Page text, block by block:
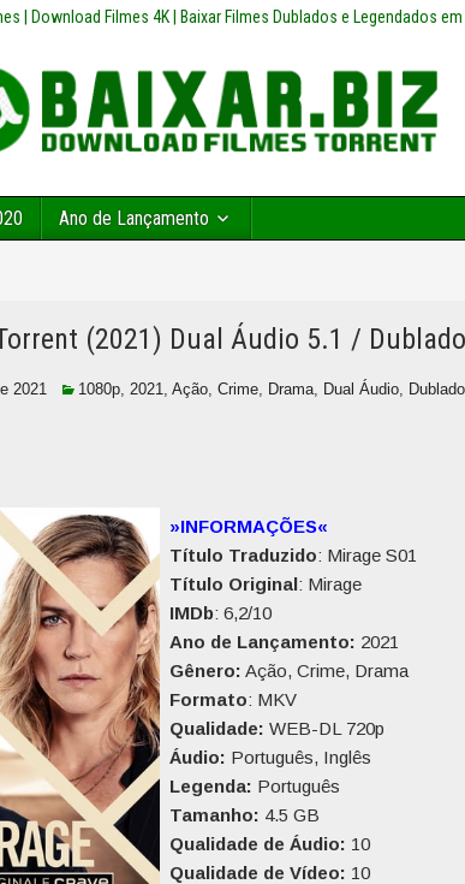
| Download Filmes 4K | Baixar Filmes Dublados e Legendados
Ano de Lançamento
(2021) Dual Áudio 5.1 /
2021 1080p, 2021, Ação, Crime, Drama, Dual Áudio, Dublado
»INFORMAÇÕES«
Título Traduzido: Mirage S01
Título Original: Mirage
IMDb: 6,2/10
Ano de Lançamento: 2021
Gênero: Ação, Crime, Drama
Formato: MKV
Qualidade: WEB-DL 720p
Áudio: Português, Inglês
Legenda: Português
Tamanho: 4.5 GB
Qualidade de Áudio: 10
Qualidade de Vídeo: 10